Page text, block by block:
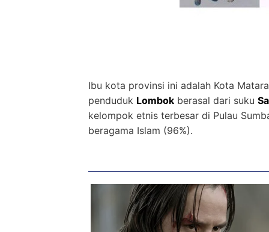
Ibu kota provinsi ini adalah Kota
penduduk Lombok berasal dari suku
kelompok etnis terbesar di Pulau
beragama Islam (96%).